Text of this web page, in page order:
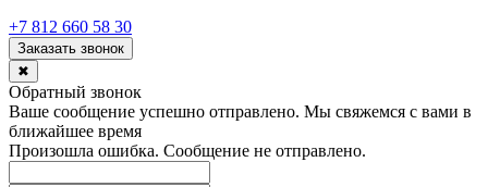
+7 812 660 58 30
Заказать звонок
✖
Обратный звонок
Ваше сообщение успешно отправлено. Мы свяжемся с вами в
ближайшее время
Произошла ошибка. Сообщение не отправлено.